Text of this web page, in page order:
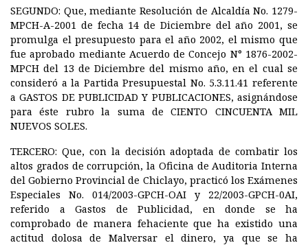
SEGUNDO: Que, mediante Resolución de Alcaldía No. 1279-
MPCH-A-2001 de fecha 14 de Diciembre del año 2001, se
promulga el presupuesto para el año 2002, el mismo que
fue aprobado mediante Acuerdo de Concejo N° 1876-2002-
MPCH del 13 de Diciembre del mismo año, en el cual se
consideró a la Partida Presupuestal No. 5.3.11.41 referente
aGASTOS DE PUBLICIDAD Y PUBLICACIONES, asignándose
para éste rubro la suma deCIENTO CINCUENTA MIL
NUEVOS SOLES.
TERCERO: Que, con la decisión adoptada de combatir los
altos grados de corrupción, la Oficina de Auditoria Interna
del Gobierno Provincial de Chiclayo, practicó los Exámenes
Especiales No. 014/2003-GPCH-OAI y 22/2003-GPCH-0AI,
referido a Gastos de Publicidad, en donde se ha
comprobado de manera fehaciente que ha existido una
actitud dolosa de Malversar el dinero, ya que se ha